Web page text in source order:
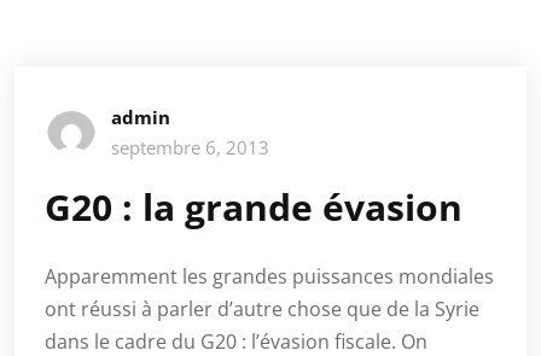
admin
septembre 6, 2013
G20 : la grande évasion
Apparemment les grandes puissances mondiales
ont réussi à parler d’autre chose que de la Syrie
dans le cadre du G20 : l’évasion fiscale. On